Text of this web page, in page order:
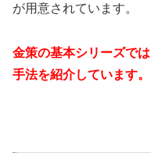
が用意されています。
金策の基本シリーズで
手法を紹介しています。